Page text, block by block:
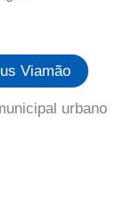
Viamão
urbano